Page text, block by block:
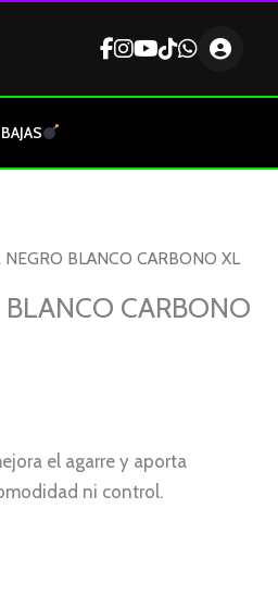
BLANCO CARBONO XL
CARBONO
el agarre y aporta
ni control.